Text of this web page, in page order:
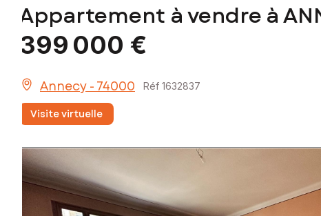
Appartement à vendre à
399 000 €
Annecy - 74000 Réf 1632837
Visite virtuelle